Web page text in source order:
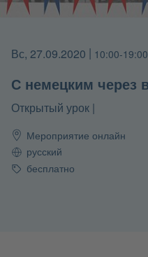
Вс, 27.09.2020 10:00-19:00
С немецким через
Открытый урок |
Мероприятие онлайн
Языкрусский
Стоимость
бесплатно